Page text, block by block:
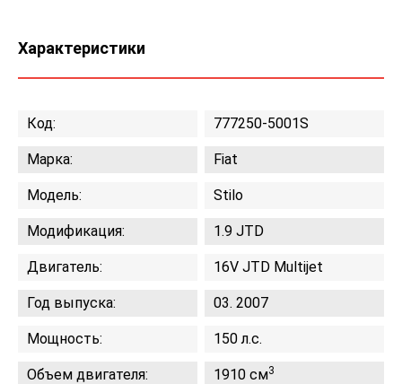
Характеристики
Код: 777250-5001S
Марка: Fiat
Модель: Stilo
Модификация: 1.9 JTD
Двигатель: 16V JTD Multijet
Год выпуска: 03. 2007
Мощность: 150 л.с.
Объем двигателя: 1910 см3